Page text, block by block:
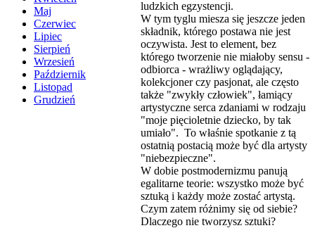
Maj
Czerwiec
Lipiec
Sierpień
Wrzesień
Październik
Listopad
Grudzień
ludzkich egzystencji.
W tym tyglu miesza się jeszcze jeden
składnik, którego postawa nie jest
oczywista. Jest to element, bez
którego tworzenie nie miałoby sensu -
odbiorca - wrażliwy oglądający,
kolekcjoner czy pasjonat, ale często
także "zwykły człowiek", łamiący
artystyczne serca zdaniami w rodzaju
"moje pięcioletnie dziecko, by tak
umiało". To właśnie spotkanie z tą
ostatnią postacią może być dla artysty
"niebezpieczne".
W dobie postmodernizmu panują
egalitarne teorie: wszystko może być
sztuką i każdy może zostać artystą.
Czym zatem różnimy się od siebie?
Dlaczego nie tworzysz sztuki?